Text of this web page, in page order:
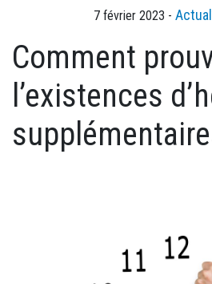
7 février 2023 -
Comment
l’existences